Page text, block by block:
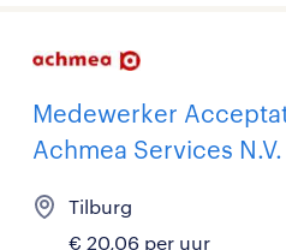
Medewerker
Achmea Services N.V.
Tilburg
€ 20,06 per uur